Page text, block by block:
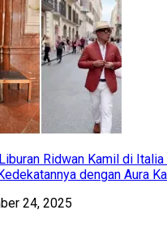
Ridwan Kamil di Italia
dengan Aura
24, 2025